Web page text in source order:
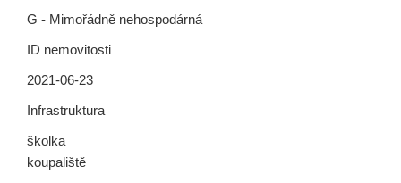
G - Mimořádně nehospodárná
ID nemovitosti
2021-06-23
Infrastruktura
školka
koupaliště